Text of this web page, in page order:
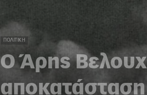
ΠΟΛΙΤΙΚΉ
Ο Άρης
αποκατάσταση